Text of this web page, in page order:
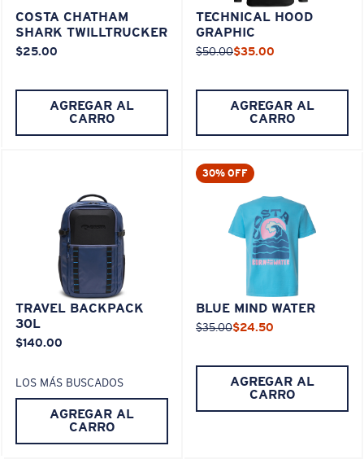
COSTA CHATHAM
SHARK TWILLTRUCKER
$25.00
AGREGAR AL
CARRO
TECHNICAL HOOD
GRAPHIC
$50.00$35.00
AGREGAR AL
CARRO
TRAVEL BACKPACK
30L
$140.00
LOS MÁS BUSCADOS
AGREGAR AL
CARRO
30% OFF
BLUE MIND WATER
$35.00$24.50
AGREGAR AL
CARRO